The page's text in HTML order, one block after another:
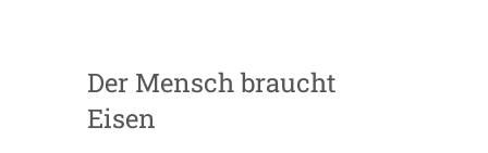
Der Mensch braucht
Eisen